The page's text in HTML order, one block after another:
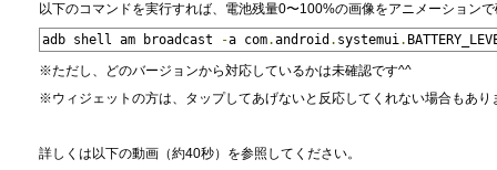
以下のコマンドを実行すれば、電池残量0〜100%の画像をアニメーション
adb shell am broadcast
-a com.android . systemui.
※ただし、どのバージョンから対応しているかは未確認です^^
※ウィジェットの方は、タップしてあげないと反応してくれない場合もあり
詳しくは以下の動画（約40秒）を参照してください。